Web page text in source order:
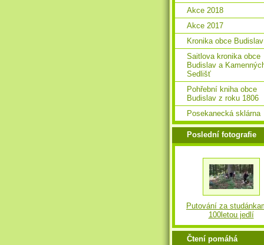
Akce 2018
Akce 2017
Kronika obce Budislav
Saitlova kronika obce
Budislav a
Sedlišť
Pohřební kniha obce
Budislav z roku 1806
Posekanecká sklárna
Poslední fotografie
Putování za
100letou jedlí
Čtení pomáhá